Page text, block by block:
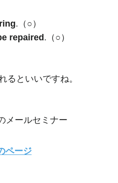
.（○）
repaired .（○）
るといいですね。
メールセミナー
ページ